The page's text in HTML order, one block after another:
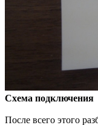
Схема подключения
После всего этого